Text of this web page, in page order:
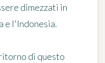
dimezzati in
e l'Indonesia.
di questo